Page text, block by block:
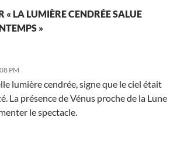
« LA LUMIÈRE CENDRÉE SALUE
»
PM
lumière cendrée, signe que le ciel était
La présence de Vénus proche de la Lune
le spectacle.